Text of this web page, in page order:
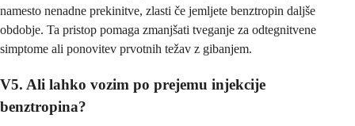
namesto nenadne prekinitve, zlasti če jemljete benztropin daljše
obdobje. Ta pristop pomaga zmanjšati tveganje za odtegnitvene
simptome ali ponovitev prvotnih težav z gibanjem.
V5. Ali lahko vozim po prejemu injekcije
benztropina?